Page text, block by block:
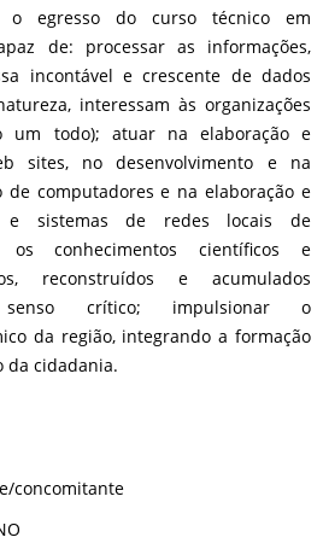
o egresso do curso técnico em
de: processar as informações,
incontável e crescente de dados
interessam às organizações
um todo); atuar na elaboração e
sites, no desenvolvimento e na
de computadores e na elaboração e
e sistemas de redes locais de
os conhecimentos científicos e
reconstruídos e acumulados
senso crítico; impulsionar o
da região, integrando a formação
da cidadania.
concomitante